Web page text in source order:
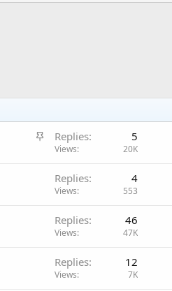
S
Replies 5
Views 20K
Replies 4
Views 553
Replies 46
Views 47K
Replies 12
Views 7K